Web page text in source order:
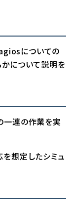
についての
について説明を
一連の作業を実
想定したシミュ